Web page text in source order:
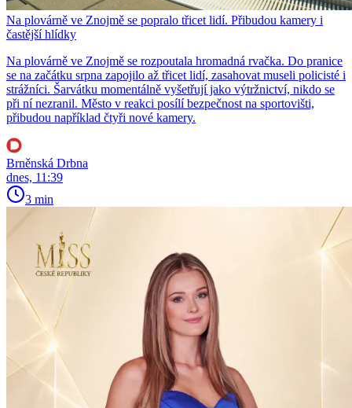
Na plovárně ve Znojmě se popralo třicet lidí. Přibudou kamery i
častější hlídky
Na plovárně ve Znojmě se rozpoutala hromadná rvačka. Do pranice
se na začátku srpna zapojilo až třicet lidí, zasahovat museli policisté i
strážníci. Šarvátku momentálně vyšetřují jako výtržnictví, nikdo se
při ní nezranil. Město v reakci posílí bezpečnost na sportovišti,
přibudou například čtyři nové kamery.
Brněnská Drbna
dnes, 11:39
3 min